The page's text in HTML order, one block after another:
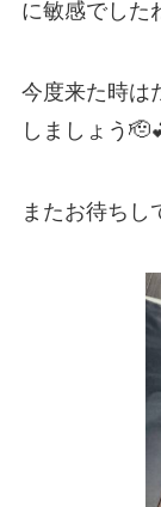
に敏感でした
今度来た時は
しましょう
またお待ちし